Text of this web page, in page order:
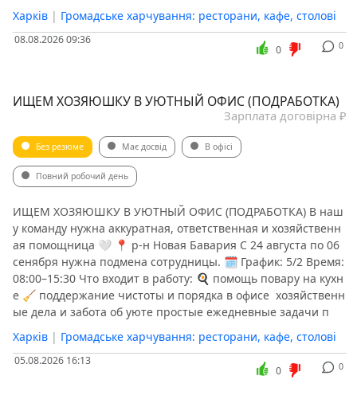
Харків | Громадське харчування: ресторани, кафе, столові
08.08.2026 09:36 0
0
ИЩЕМ ХОЗЯЮШКУ В УЮТНЫЙ ОФИС (ПОДРАБОТКА)
Зарплата договірна ₽
Без резюме Має досвід В офісі
Повний робочий день
ИЩЕМ ХОЗЯЮШКУ В УЮТНЫЙ ОФИС (ПОДРАБОТКА) В наш
у команду нужна аккуратная, ответственная и хозяйственн
ая помощница 🤍 📍 р-н Новая Бавария С 24 августа по 06
сенября нужна подмена сотрудницы. 🗓 График: 5/2 Время:
08:00–15:30 Что входит в работу: 🍳 помощь повару на кухн
е 🧹 поддержание чистоты и порядка в офисе ️ хозяйственн
ые дела и забота об уюте простые ежедневные задачи п
Харків | Громадське харчування: ресторани, кафе, столові
05.08.2026 16:13 0
0